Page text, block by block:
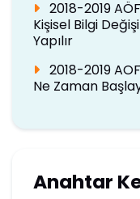
2018-2019
Kişisel Bilgi
Yapılır
2018-2019
Ne Zaman
Anahtar